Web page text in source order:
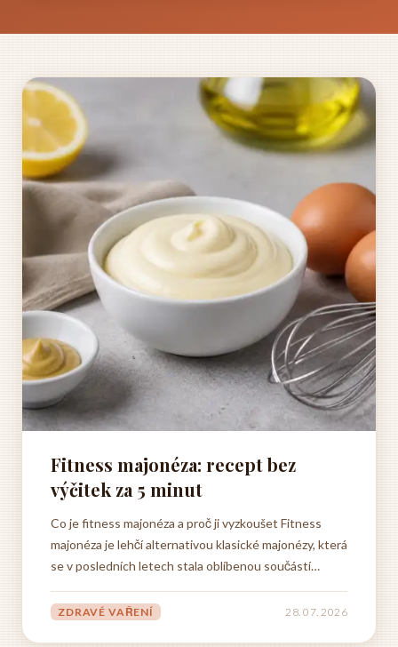
Fitness majonéza: recept bez
výčitek za 5 minut
Co je fitness majonéza a proč ji vyzkoušet Fitness
majonéza je lehčí alternativou klasické majonézy, která
se v posledních letech stala oblíbenou součástí
nechtějí přicházet o chuť jídla. Na rozdíl od tradiční
ZDRAVÉ VAŘENÍ 28. 07. 2026